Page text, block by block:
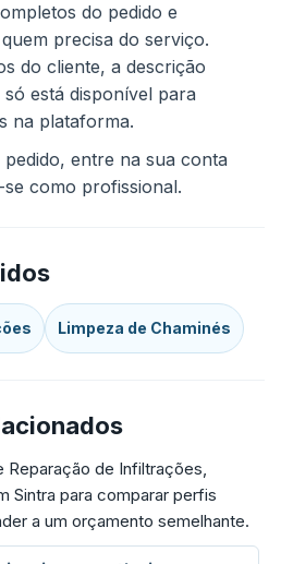
do pedido e
precisa do serviço.
do cliente, a descrição
está disponível para
na plataforma.
entre na sua conta
como profissional.
Limpeza de Chaminés
Reparação de Infiltrações,
Sintra para comparar perfis
a um orçamento semelhante.